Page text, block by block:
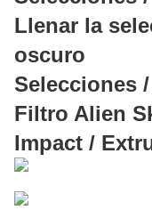
Llenar la
oscuro
Selecciones
Filtro Alien
Impact /